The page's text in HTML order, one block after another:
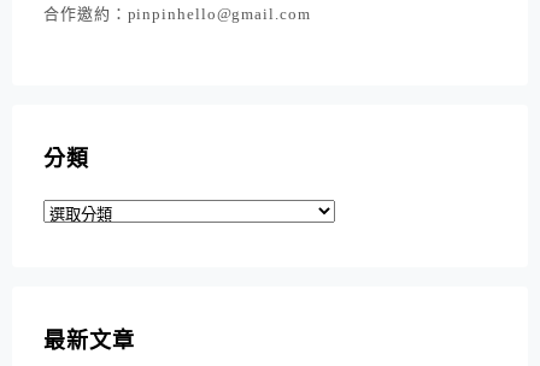
合作邀約：pinpinhello@gmail.com
分類
分
最新文章